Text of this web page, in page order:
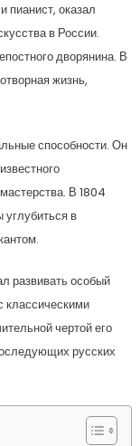
пианист, оказал
в России.
дворянина. В
жизнь,
способности. Он
В 1804
в
развивать особый
классическими
чертой его
русских